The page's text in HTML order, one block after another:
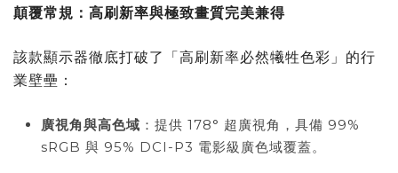
顛覆常規：高刷新率與極致畫質完美兼得
該款顯示器徹底打破了「高刷新率必然犧牲色彩」的行
業壁壘：
廣視角與高色域 ：提供 178° 超廣視角，具備 99%
sRGB 與 95% DCI-P3 電影級廣色域覆蓋。